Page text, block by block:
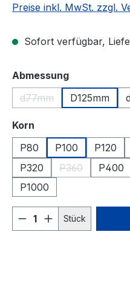
Preise inkl. MwSt. zzgl.
Sofort verfügbar,
Abmessungauswählen
d77mm
(Diese Option ist
D125mm
Korn
P80
P100 P120
P320
P360
(Diese Option
P400
P1000
Produkt Anzahl:
Stück